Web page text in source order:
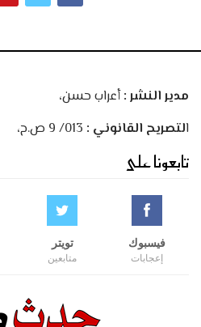
مدير النشر :أعراب حسن،
التصريح القانوني :
تابعونا على
فيسبوك
إعجابات
تويتر
متابعين